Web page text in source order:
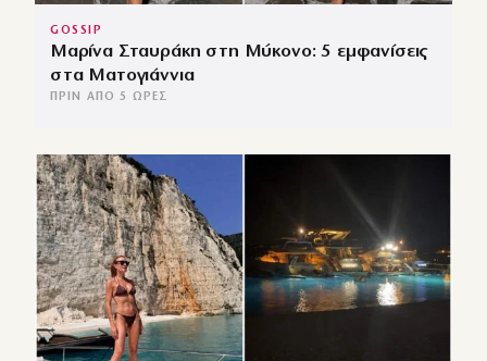
GOSSIP
Μαρίνα Σταυράκη στη Μύκονο: 5 εμφανίσεις
στα Ματογιάννια
ΠΡΙΝ ΑΠΌ 5 ΏΡΕΣ